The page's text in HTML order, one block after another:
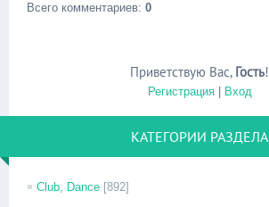
Всего комментариев: 0
Приветствую Вас, Гость!
Регистрация| Вход
КАТЕГОРИИ РАЗДЕЛА
Club, Dance [892]